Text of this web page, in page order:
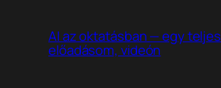
AI az oktatásban — egy teljes
előadásom, videón